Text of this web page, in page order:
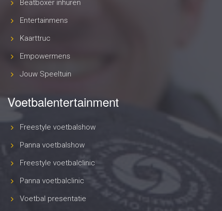
Beatboxer inhuren
Entertainmens
Kaarttruc
Empowermens
Jouw Speeltuin
Voetbalentertainment
Freestyle voetbalshow
Panna voetbalshow
Freestyle voetbalclinic
Panna voetbalclinic
Voetbal presentatie